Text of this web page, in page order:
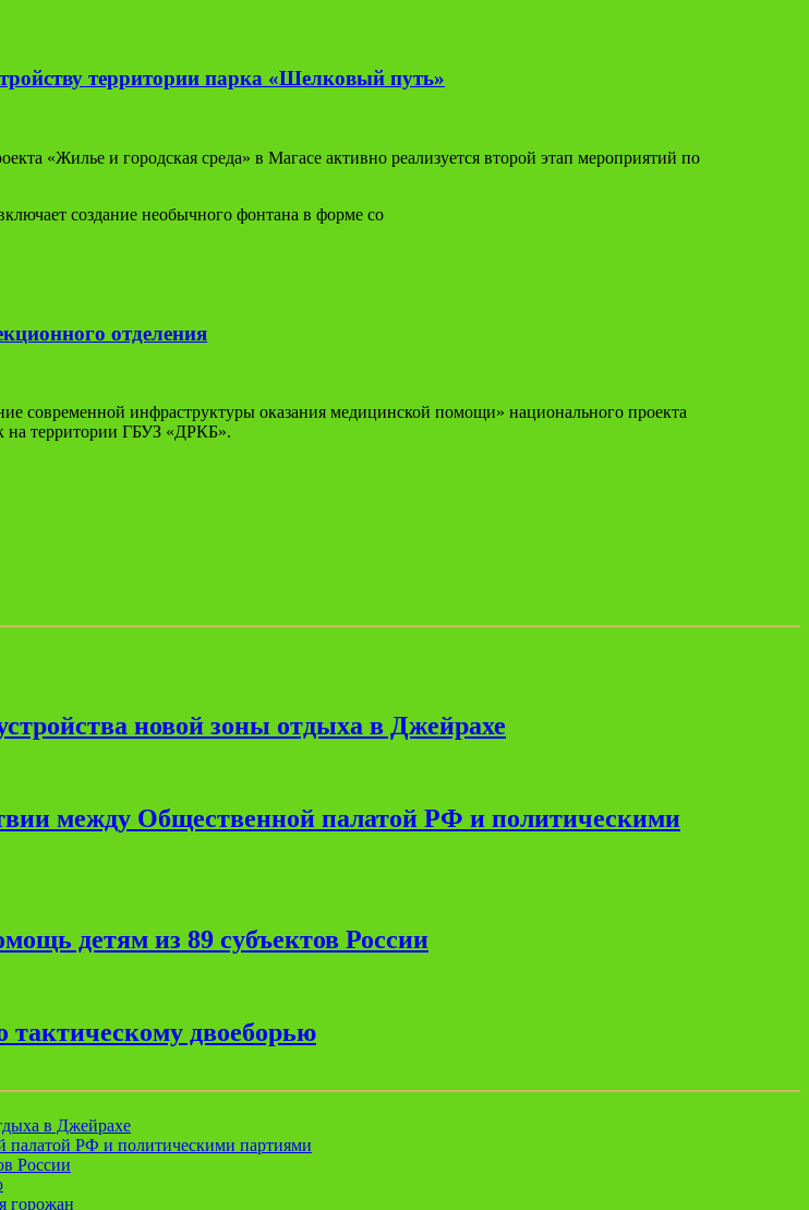
территории парка «Шелковый путь»
«Жилье и городская среда» в Магасе активно реализуется второй этап мероприятий по
создание необычного фонтана в форме со
отделения
современной инфраструктуры оказания медицинской помощи» национального проекта
на территории ГБУЗ «ДРКБ».
новой зоны отдыха в Джейрахе
между Общественной палатой РФ и политическими
детям из 89 субъектов России
тактическому двоеборью
в Джейрахе
палатой РФ и политическими партиями
России
горожан